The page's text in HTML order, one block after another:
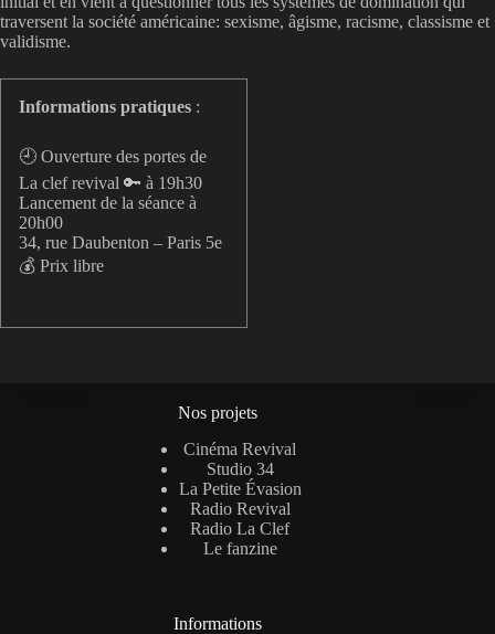
traversent la société américaine: sexisme, âgisme, racisme, classisme et
validisme.
Informations pratiques :
🕘 Ouverture des portes de
La clef revival 🔑 à 19h30
Lancement de la séance à
20h00
34, rue Daubenton – Paris 5e
💰 Prix libre
Nos projets
Cinéma Revival
Studio 34
La Petite Évasion
Radio Revival
Radio La Clef
Le fanzine
Informations